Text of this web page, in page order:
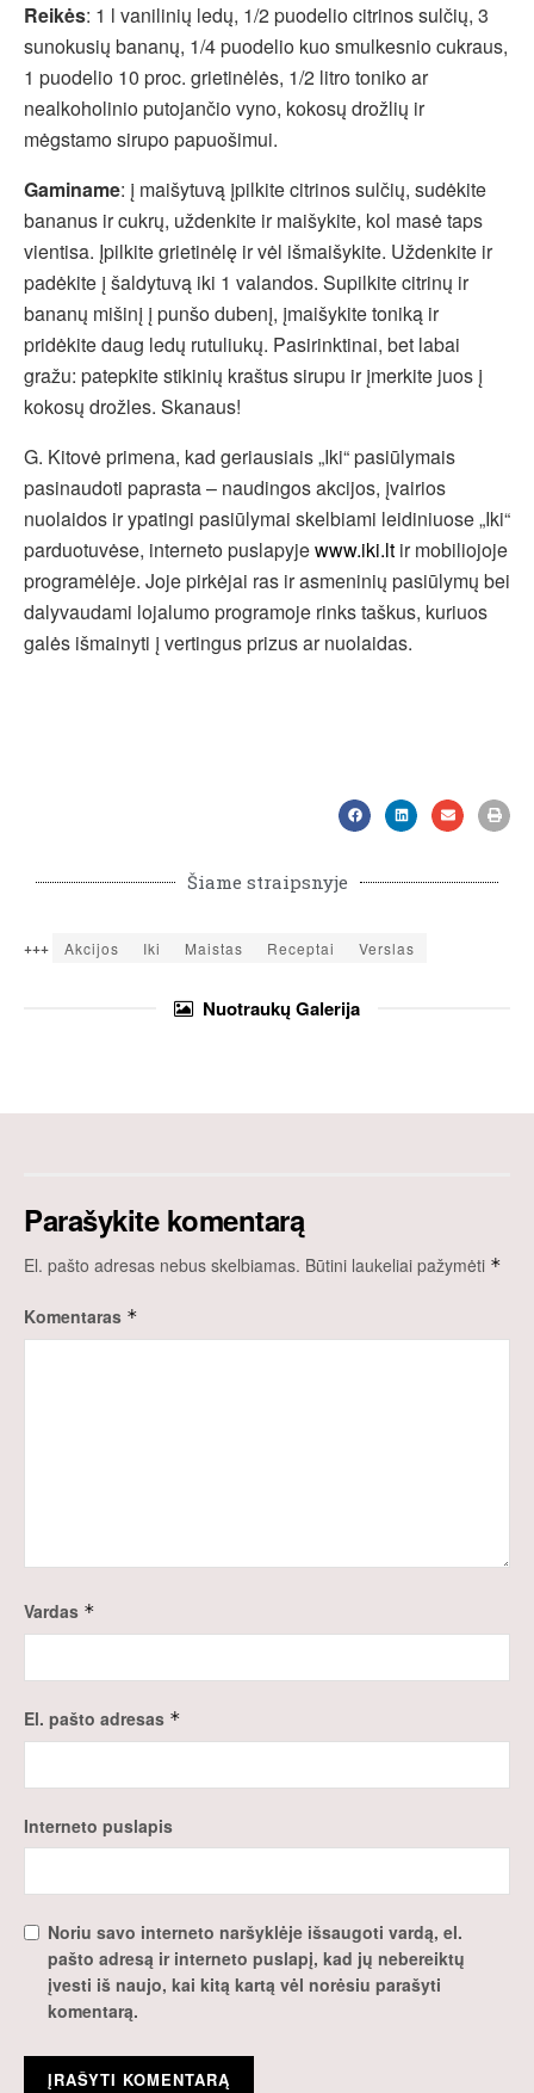
Reikės: 1 l vanilinių ledų, 1/2 puodelio citrinos sulčių, 3
sunokusių bananų, 1/4 puodelio kuo smulkesnio cukraus,
1 puodelio 10 proc. grietinėlės, 1/2 litro toniko ar
nealkoholinio putojančio vyno, kokosų drožlių ir
mėgstamo sirupo papuošimui.
Gaminame: į maišytuvą įpilkite citrinos sulčių, sudėkite
bananus ir cukrų, uždenkite ir maišykite, kol masė taps
vientisa. Įpilkite grietinėlę ir vėl išmaišykite. Uždenkite ir
padėkite į šaldytuvą iki 1 valandos. Supilkite citrinų ir
bananų mišinį į punšo dubenį, įmaišykite toniką ir
pridėkite daug ledų rutuliukų. Pasirinktinai, bet labai
gražu: patepkite stikinių kraštus sirupu ir įmerkite juos į
kokosų drožles. Skanaus!
G. Kitovė primena, kad geriausiais „Iki“ pasiūlymais
pasinaudoti paprasta – naudingos akcijos, įvairios
nuolaidos ir ypatingi pasiūlymai skelbiami leidiniuose „Iki“
parduotuvėse, interneto puslapyjewww.iki.lt ir mobiliojoje
programėlėje. Joje pirkėjai ras ir asmeninių pasiūlymų bei
dalyvaudami lojalumo programoje rinks taškus, kuriuos
galės išmainyti į vertingus prizus ar nuolaidas.
Šiame straipsnyje
+++ Akcijos Iki Maistas Receptai Verslas
NuotraukųGalerija
Parašykite komentarą
El. pašto adresas nebus skelbiamas. Būtini laukeliai pažymėti *
Komentaras *
Vardas *
El. pašto adresas *
Interneto puslapis
Noriu savo interneto naršyklėje išsaugoti vardą, el.
pašto adresą ir interneto puslapį, kad jų nebereiktų
įvesti iš naujo, kai kitą kartą vėl norėsiu parašyti
komentarą.